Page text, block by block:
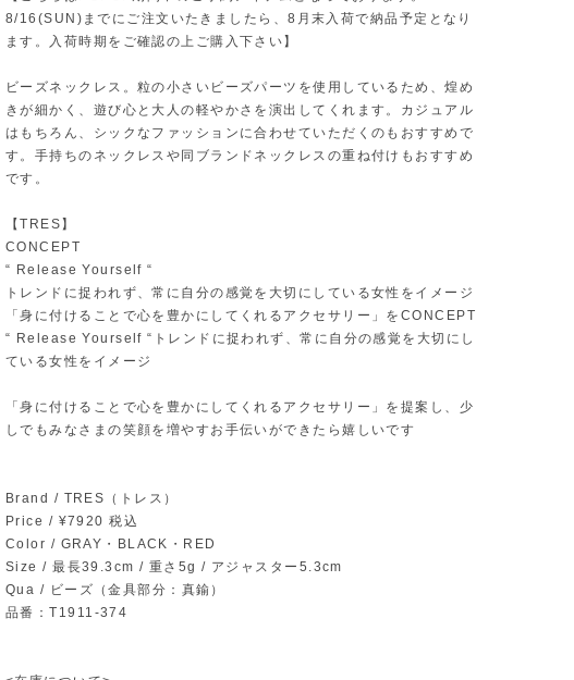
8/16(SUN)までにご注文いたきましたら、8月末入荷で納品予定となり
ます。入荷時期をご確認の上ご購入下さい】
ビーズネックレス。粒の小さいビーズパーツを使用しているため、煌め
きが細かく、遊び心と大人の軽やかさを演出してくれます。カジュアル
はもちろん、シックなファッションに合わせていただくのもおすすめで
す。手持ちのネックレスや同ブランドネックレスの重ね付けもおすすめ
です。
【TRES】
CONCEPT
“ Release Yourself “
トレンドに捉われず、常に自分の感覚を大切にしている女性をイメージ
「身に付けることで心を豊かにしてくれるアクセサリー」をCONCEPT
“ Release Yourself “トレンドに捉われず、常に自分の感覚を大切にし
ている女性をイメージ
「身に付けることで心を豊かにしてくれるアクセサリー」を提案し、少
しでもみなさまの笑顔を増やすお手伝いができたら嬉しいです
Brand / TRES（トレス）
Price / ¥7920 税込
Color / GRAY・BLACK・RED
Size / 最長39.3cm / 重さ5g / アジャスター5.3cm
Qua / ビーズ（金具部分：真鍮）
品番：T1911-374